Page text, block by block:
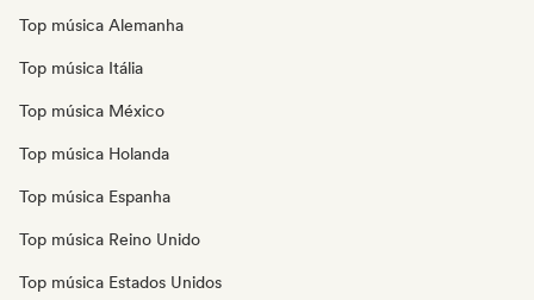
Top música Alemanha
Top música Itália
Top música México
Top música Holanda
Top música Espanha
Top música Reino Unido
Top música Estados Unidos